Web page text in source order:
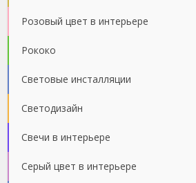
Розовый цвет в интерьере
Рококо
Световые инсталляции
Светодизайн
Свечи в интерьере
Серый цвет в интерьере